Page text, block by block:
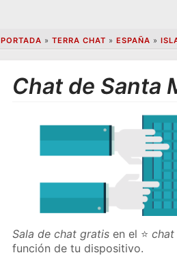
PORTADA » TERRA CHAT » ESPAÑA »
Chat de Santa
Sala de chat gratis en el ⭐chat
función de tu dispositivo.